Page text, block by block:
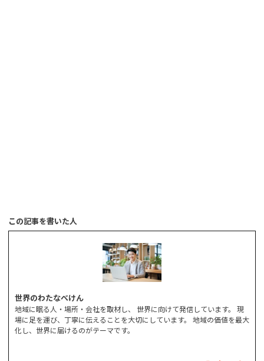
この記事を書いた人
世界のわたなべけん
地域に眠る人・場所・会社を取材し、 世界に向けて発信しています。 現
場に足を運び、丁寧に伝えることを大切にしています。 地域の価値を最大
化し、世界に届けるのがテーマです。